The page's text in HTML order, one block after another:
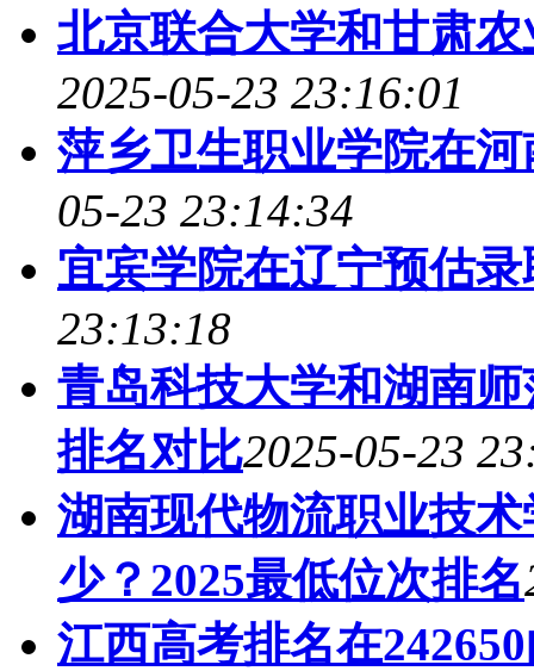
北京联合大学和甘肃
2025-05-23 23:16:01
萍乡卫生职业学院在
05-23 23:14:34
宜宾学院在辽宁预估
23:13:18
青岛科技大学和湖南
排名对比2025-05-23
湖南现代物流职业技
少？2025最低位次排名
江西高考排名在